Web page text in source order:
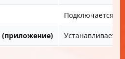
Подключается